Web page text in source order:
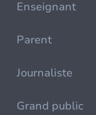
Enseignant
Parent
Journaliste
Grand public